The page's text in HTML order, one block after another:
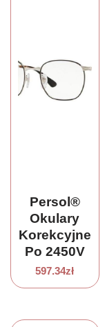
Persol®
Okulary
Korekcyjne
Po 2450V
1074 52
597.34zł